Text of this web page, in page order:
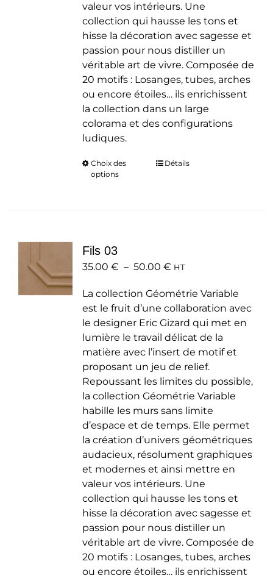
valeur vos intérieurs. Une
collection qui hausse les tons et
hisse la décoration avec sagesse et
passion pour nous distiller un
véritable art de vivre. Composée de
20 motifs : Losanges, tubes, arches
ou encore étoiles… ils enrichissent
la collection dans un large
colorama et des configurations
ludiques.
Choix des
options
Ce
peuvent
choisies
sur
la
page
du
produit
Détails
Fils 03
35.00 € – 50.00 €Plage
prix :
35.00 €
à
50.00 €
HT
La collection Géométrie Variable
est le fruit d’une collaboration avec
le designer Eric Gizard qui met en
lumière le travail délicat de la
matière avec l’insert de motif et
proposant un jeu de relief.
Repoussant les limites du possible,
la collection Géométrie Variable
habille les murs sans limite
d’espace et de temps. Elle permet
la création d’univers géométriques
audacieux, résolument graphiques
et modernes et ainsi mettre en
valeur vos intérieurs. Une
collection qui hausse les tons et
hisse la décoration avec sagesse et
passion pour nous distiller un
véritable art de vivre. Composée de
20 motifs : Losanges, tubes, arches
ou encore étoiles… ils enrichissent